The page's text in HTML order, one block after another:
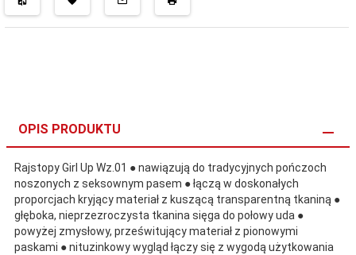
OPIS PRODUKTU
Rajstopy Girl Up Wz.01 ● nawiązują do tradycyjnych pończoch
noszonych z seksownym pasem ● łączą w doskonałych
proporcjach kryjący materiał z kuszącą transparentną tkaniną ●
głęboka, nieprzezroczysta tkanina sięga do połowy uda ●
powyżej zmysłowy, prześwitujący materiał z pionowymi
paskami ● nituzinkowy wygląd łączy się z wygodą użytkowania